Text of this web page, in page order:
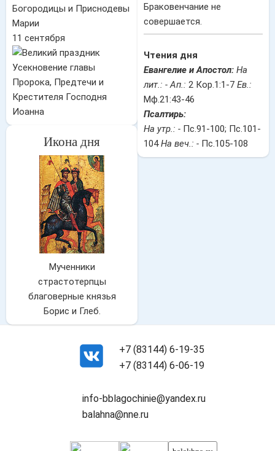
Богородицы и Приснодевы
Марии
11 сентября
Усекновение главы
Пророка, Предтечи и
Крестителя Господня
Иоанна
Икона дня
Мученники
страстотерпцы
благоверные князья
Борис и Глеб.
Браковенчание не
совершается.
Чтения дня
Евангелие и Апостол: На
лит.: -Ап.: 2 Кор.1:1-7 Ев.:
Мф.21:43-46
Псалтирь:
На утр.: - Пс.91-100; Пс.101-
104На веч.: - Пс.105-108
+7 (83144) 6-19-35
+7 (83144) 6-06-19
info-bblagochinie@yandex.ru
balahna@nne.ru